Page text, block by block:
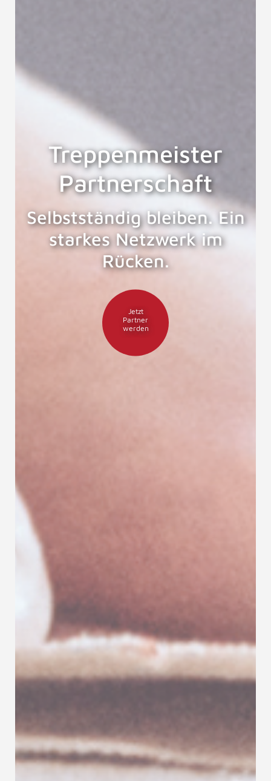
Treppenmeister
Partnerschaft
Selbstständig bleiben. Ein
starkes Netzwerk im
Rücken.
Jetzt
Partner
werden